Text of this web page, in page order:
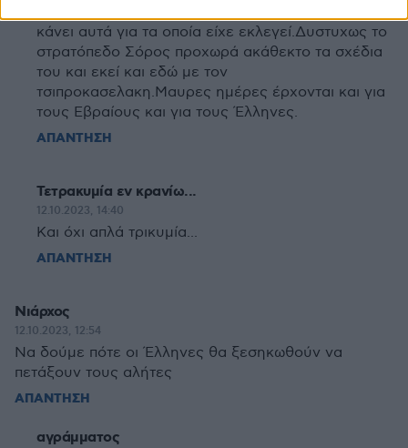
κάνει αυτά για τα οποία είχε εκλεγεί.Δυστυχως το
στρατόπεδο Σόρος προχωρά ακάθεκτο τα σχέδια
του και εκεί και εδώ με τον
τσιπροκασελακη.Μαυρες ημέρες έρχονται και για
τους Εβραίους και για τους Έλληνες.
ΑΠΑΝΤΗΣΗ
Τετρακυμία εν κρανίω...
12.10.2023, 14:40
Και όχι απλά τρικυμία...
ΑΠΑΝΤΗΣΗ
Νιάρχος
12.10.2023, 12:54
Να δούμε πότε οι Έλληνες θα ξεσηκωθούν να
πετάξουν τους αλήτες
ΑΠΑΝΤΗΣΗ
αγράμματος